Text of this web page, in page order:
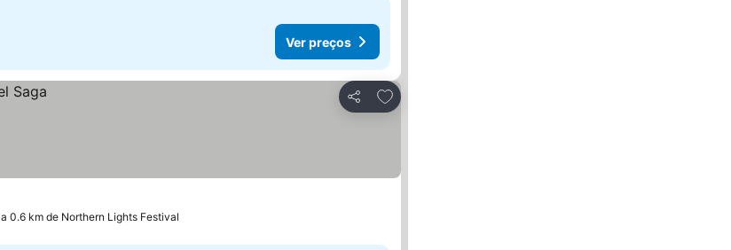
Ver preços
Partilhar
Adicionar aos favoritos
a 0.6 km de Northern Lights Festival